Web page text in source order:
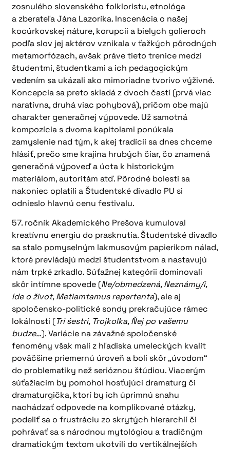
zosnulého slovenského folkloristu, etnológa
a zberateľa Jána Lazoríka. Inscenácia o našej
kocúrkovskej náture, korupcii a bielych golieroch
podľa slov jej aktérov vznikala v ťažkých pôrodných
metamorfózach, avšak práve tieto trenice medzi
študentmi, študentkami a ich pedagogickým
vedením sa ukázali ako mimoriadne tvorivo výživné.
Koncepcia sa preto skladá z dvoch častí (prvá viac
naratívna, druhá viac pohybová), pričom obe majú
charakter generačnej výpovede. Už samotná
kompozícia s dvoma kapitolami ponúkala
zamyslenie nad tým, k akej tradícii sa dnes chceme
hlásiť, prečo sme krajina hrubých čiar, čo znamená
generačná výpoveď a úcta k historickým
materiálom, autoritám atď. Pôrodné bolesti sa
nakoniec oplatili a Študentské divadlo PU si
odnieslo hlavnú cenu festivalu.
57. ročník Akademického Prešova kumuloval
kreatívnu energiu do prasknutia. Študentské divadlo
sa stalo pomyselným lakmusovým papierikom nálad,
ktoré prevládajú medzi študentstvom a nastavujú
nám trpké zrkadlo. Súťažnej kategórii dominovali
skôr intímne spovede (Ne/obmedzená, Neznámy/i,
Ide o život, Metiamtamus repertenta), ale aj
spoločensko-politické sondy prekračujúce rámec
lokálnosti (Tri śestri, Trojkolka, Ňej po vašemu
budze…). Variácie na závažné spoločenské
fenomény však mali z hľadiska umeleckých kvalít
poväčšine priemernú úroveň a boli skôr „úvodom“
do problematiky než serióznou štúdiou. Viacerým
súťažiacim by pomohol hosťujúci dramaturg či
dramaturgička, ktorí by ich úprimnú snahu
nachádzať odpovede na komplikované otázky,
podeliť sa o frustráciu zo skrytých hierarchií či
pohrávať sa s národnou mytológiou a tradičným
dramatickým textom ukotvili do vertikálnejších